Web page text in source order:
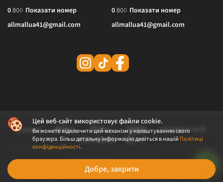
Цей веб-сайт використовує файли cookie.
Ви можете відключити цей механізм у налаштуваннях свого
браузера. Більш детальну інформацію дивіться в нашій Політиці
конфіденційності.
Добре, закрити
0800 Показати номер
allmallua41@gmail.com
0800 Показати номер
allmallua41@gmail.com
© 2026 ALLMALL. Всі права захищені.
Політика конфіденційності